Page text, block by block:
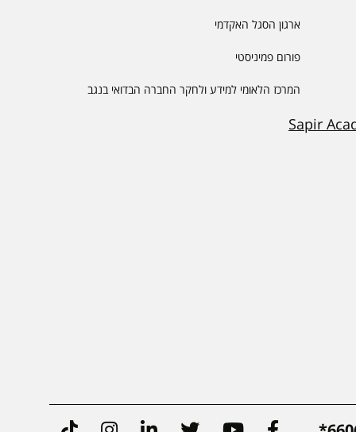
ארגון הסגל האקדמי
פורום פמיניסטי
המרכז הלאומי למידע ולחקר החברה הבדואי בנגב
Sapir
Facebook
Youtube
Twitter
Linkedin
Instagram
Tiktok